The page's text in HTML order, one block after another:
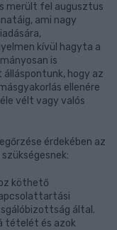
merült fel augusztus
ami nagy
kívül hagyta a
is
hogy az
ellenére
vélt vagy valós
érdekében az
köthető
által.
tételét és azok